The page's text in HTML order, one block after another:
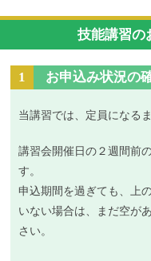
技能講習の
1 お申込み状況の
当講習では、定員になる
講習会開催日の２週間前
す。
申込期間を過ぎても、上
いない場合は、まだ空が
さい。